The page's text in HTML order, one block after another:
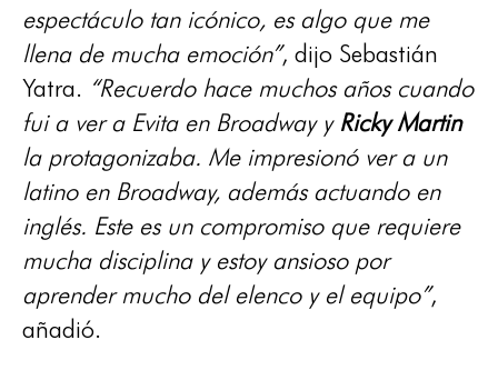
espectáculo tan icónico, es algo que me
llena de mucha emoción”, dijo Sebastián
Yatra. “Recuerdo hace muchos años cuando
fui a ver a Evita en Broadway y Ricky Martin
la protagonizaba. Me impresionó ver a un
latino en Broadway, además actuando en
inglés. Este es un compromiso que requiere
mucha disciplina y estoy ansioso por
aprender mucho del elenco y el equipo”,
añadió.